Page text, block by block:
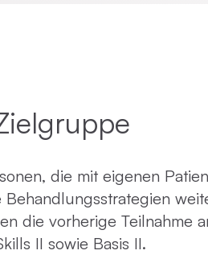
Einzelkurse
die mit eigenen
Behandlungsstrategien
die vorherige Teilnahme
II sowie Basis II.